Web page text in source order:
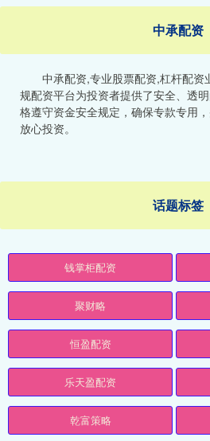
中承配资
中承配资,专业股票配资,杠杆配资
规配资平台为投资者提供了安全、透
格遵守资金安全规定，确保专款专用
放心投资。
话题标签
钱掌柜配资
聚财略
恒盈配资
乐天盈配资
乾富策略